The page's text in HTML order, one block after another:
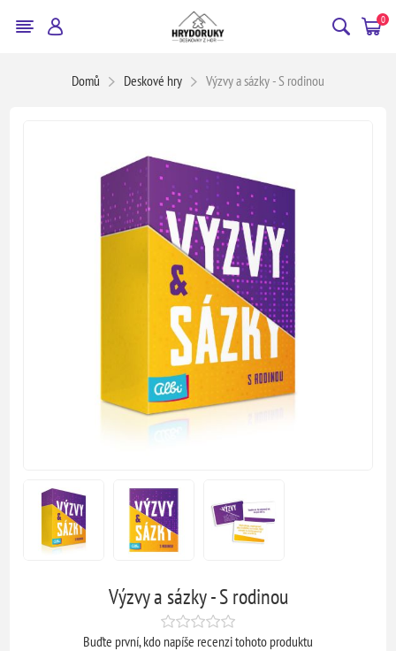
0
Domů Deskové hry Výzvy a sázky - S rodinou
Výzvy a sázky - S rodinou
Buďte první, kdo napíše recenzi tohoto produktu